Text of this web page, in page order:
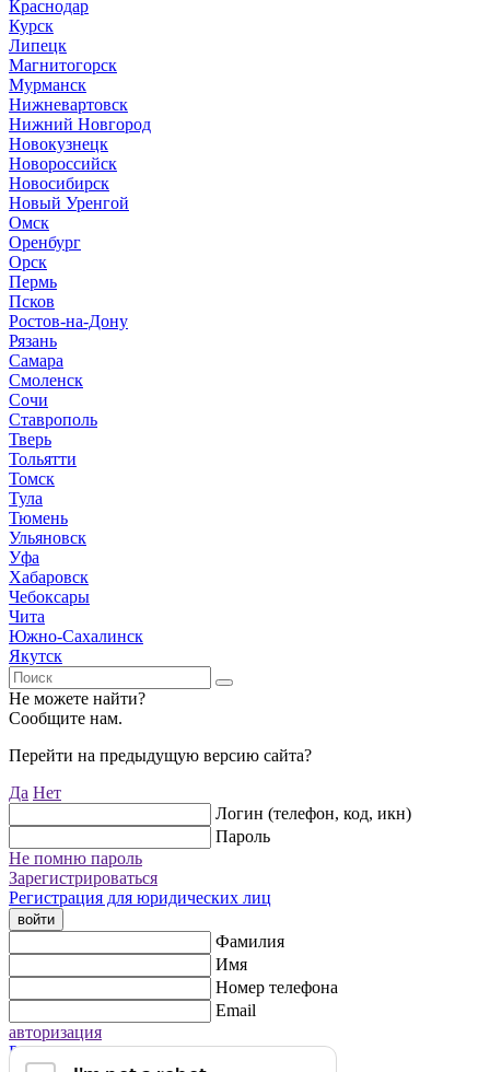
Краснодар
Курск
Липецк
Магнитогорск
Мурманск
Нижневартовск
Нижний Новгород
Новокузнецк
Новороссийск
Новосибирск
Новый Уренгой
Омск
Оренбург
Орск
Пермь
Псков
Ростов-на-Дону
Рязань
Самара
Смоленск
Сочи
Ставрополь
Тверь
Тольятти
Томск
Тула
Тюмень
Ульяновск
Уфа
Хабаровск
Чебоксары
Чита
Южно-Сахалинск
Якутск
Не можете найти?
Сообщите нам.
Перейти на предыдущую версию сайта?
Да Нет
Логин (телефон, код, икн)
Пароль
Не помню пароль
Зарегистрироваться
Регистрация для юридических лиц
войти
Фамилия
Имя
Номер телефона
Email
авторизация
Регистрация для юридических лиц